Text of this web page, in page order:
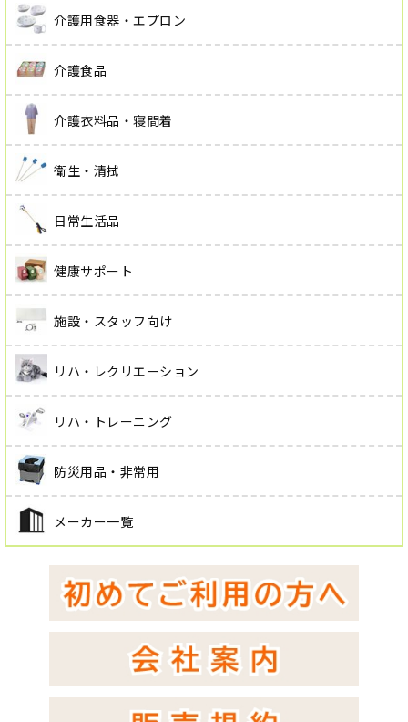
介護用食器・エプロン
介護食品
介護衣料品・寝間着
衛生・清拭
日常生活品
健康サポート
施設・スタッフ向け
リハ・レクリエーション
リハ・トレーニング
防災用品・非常用
メーカー一覧